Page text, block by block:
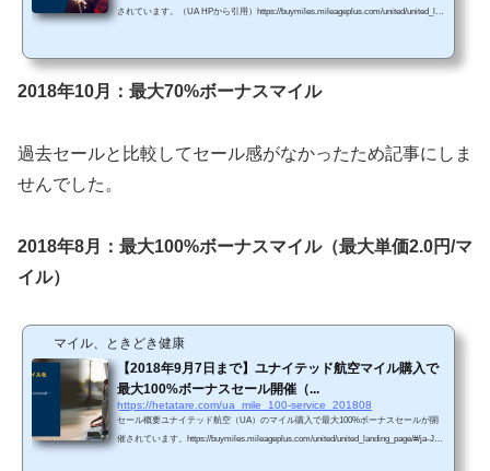
されています。（UA HPから引用）https://buymiles.mileageplus.com/united/united_lan
り返し行われました」というエラーが生じてしまったら、以下の方法を試してみて
下さい。 単価購入マイルによってボーナス割合が変わります。・6,000～15,000マイ
2018年10月：最大70%ボーナスマイル
過去セールと比較してセール感がなかったため記事にしま
せんでした。
2018年8月：最大100%ボーナスマイル（最大単価2.0円/マ
イル）
マイル、ときどき健康
【2018年9月7日まで】ユナイテッド航空マイル購入で
最大100%ボーナスセール開催（...
https://hetatare.com/ua_mile_100-service_201808
セール概要ユナイテッド航空（UA）のマイル購入で最大100%ボーナスセールが開
催されています。https://buymiles.mileageplus.com/united/united_landing_page/#/ja-J